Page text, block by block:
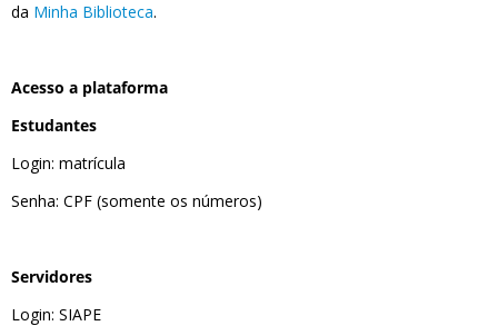
da Minha Biblioteca.
Acesso a plataforma
Estudantes
Login: matrícula
Senha: CPF (somente os números)
Servidores
Login: SIAPE